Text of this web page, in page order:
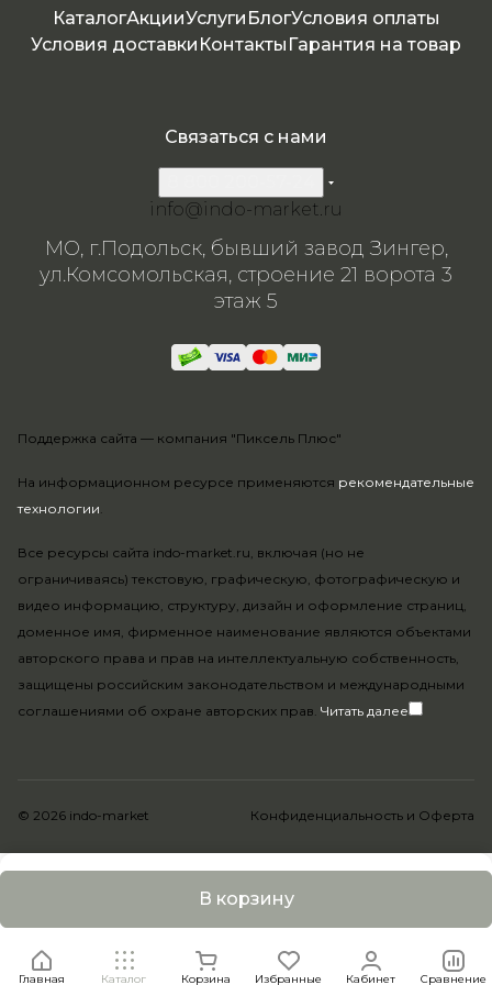
В корзину
Главная Каталог Корзина Избранные Кабинет Сравнение
КаталогАкцииУслуги БлогУсловия оплаты
Условия доставки Контакты Гарантия на товар
На информационном ресурсе применяются рекомендательные
технологии.
Все ресурсы сайта indo-market.ru, включая (но не
ограничиваясь) текстовую, графическую, фотографическую и
видео информацию, структуру, дизайн и оформление страниц,
доменное имя, фирменное наименование являются объектами
авторского права и прав на интеллектуальную собственность,
защищены российским законодательством и международными
соглашениями об охране авторских прав. Читать далее
Связаться с нами
info@indo-market.ru
МО, г.Подольск, бывший завод Зингер,
ул.Комсомольская, строение 21 ворота 3
этаж 5
Поддержка сайта — компания "Пиксель Плюс"
© 2026 indo-market Конфиденциальность и Оферта